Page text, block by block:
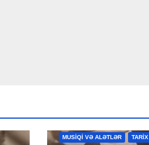
MAHNILAR MƏDƏNİYYƏT
MUSİQİ VƏ ALƏTLƏR TARİX